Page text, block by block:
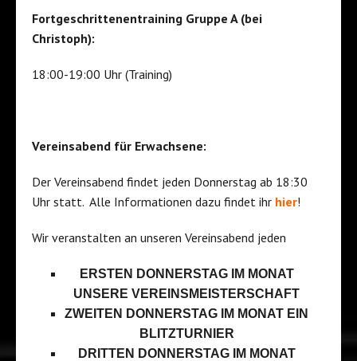
Fortgeschrittenentraining Gruppe A (bei
Christoph):
18:00-19:00 Uhr (Training)
Vereinsabend für Erwachsene:
Der Vereinsabend findet jeden Donnerstag ab 18:30
Uhr statt. Alle Informationen dazu findet ihr hier!
Wir veranstalten an unseren Vereinsabend jeden
ERSTEN DONNERSTAG IM MONAT
UNSERE VEREINSMEISTERSCHAFT
ZWEITEN DONNERSTAG IM MONAT EIN
BLITZTURNIER
DRITTEN DONNERSTAG IM MONAT